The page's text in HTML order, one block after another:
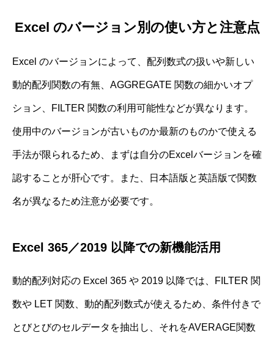
Excel のバージョン別の使い方と注意点
Excel のバージョンによって、配列数式の扱いや新しい
動的配列関数の有無、AGGREGATE 関数の細かいオプ
ション、FILTER 関数の利用可能性などが異なります。
使用中のバージョンが古いものか最新のものかで使える
手法が限られるため、まずは自分のExcelバージョンを確
認することが肝心です。また、日本語版と英語版で関数
名が異なるため注意が必要です。
Excel 365／2019 以降での新機能活用
動的配列対応の Excel 365 や 2019 以降では、FILTER 関
数や LET 関数、動的配列数式が使えるため、条件付きで
とびとびのセルデータを抽出し、それをAVERAGE関数